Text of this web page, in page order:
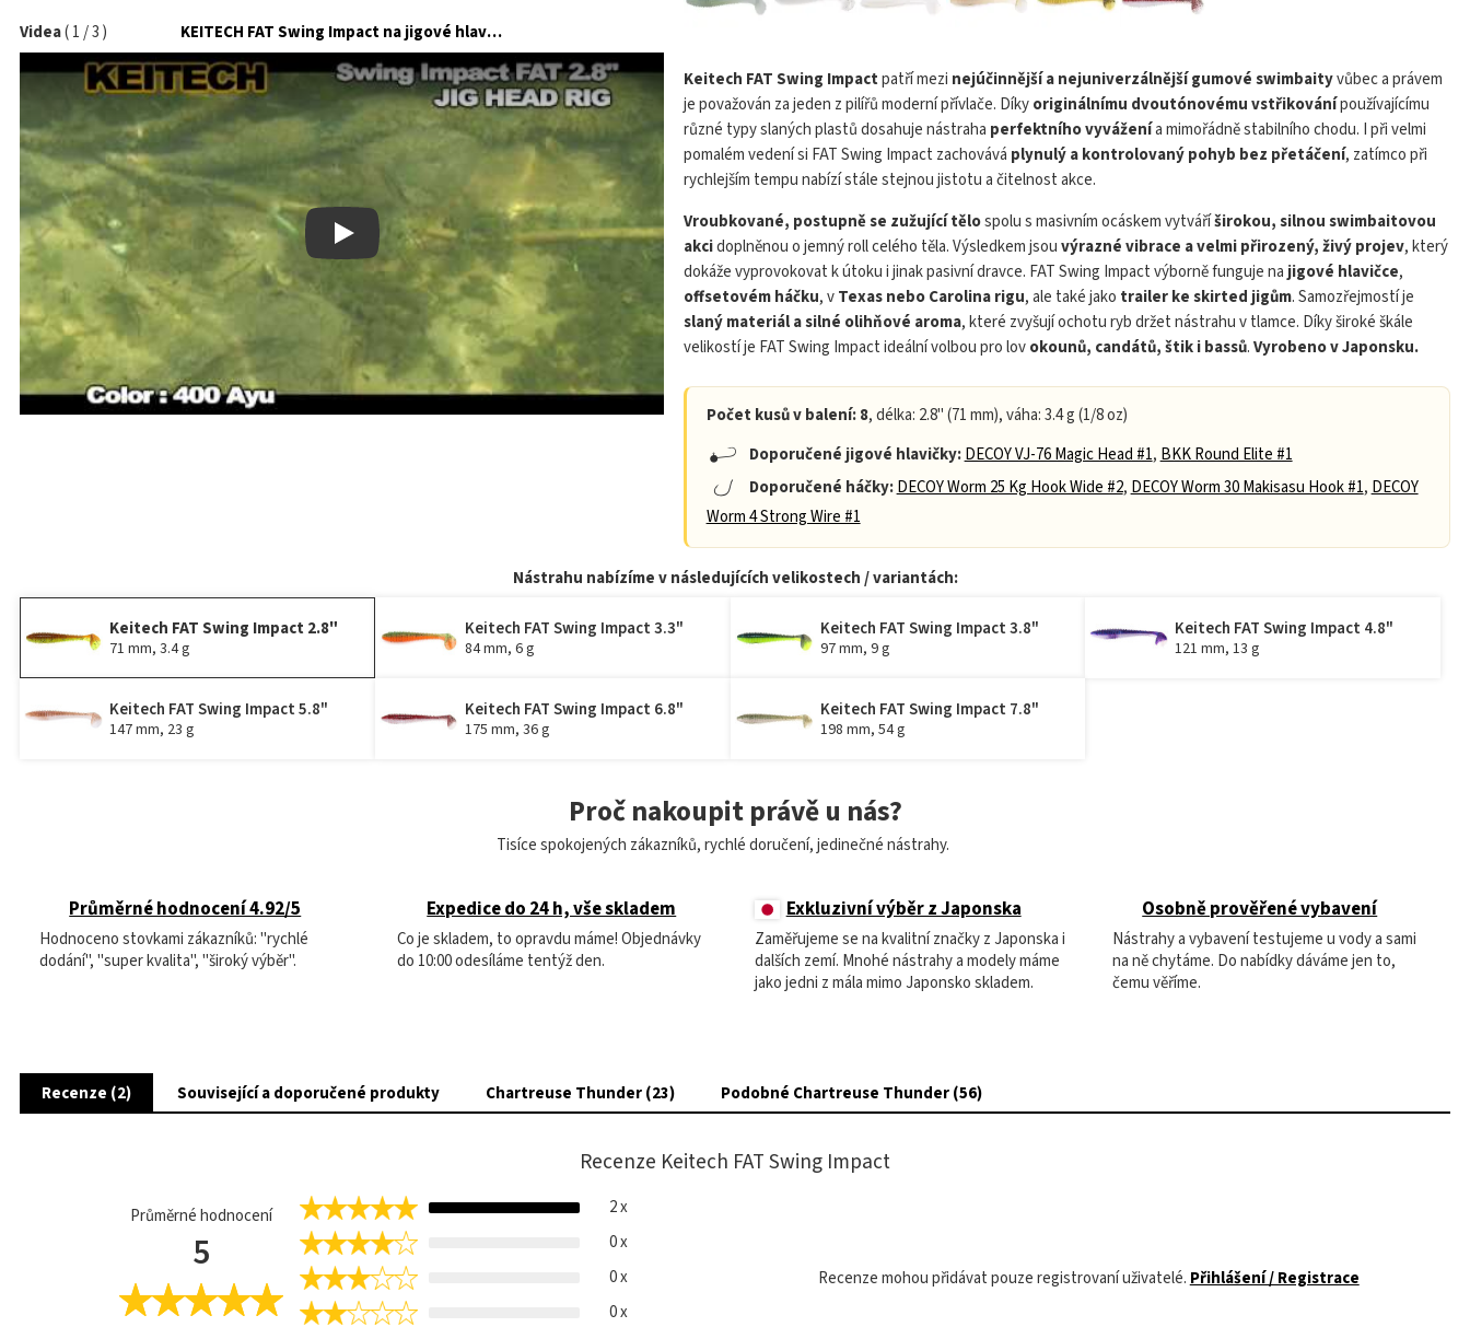
Videa(1/3) KEITECH FAT Swing Impact na jigové hlavičce
Play Play
Keitech FAT Swing Impactpatří mezi nejúčinnější a nejuniverzálnější gumové swimbaityvůbec a právem
je považován za jeden z pilířů moderní přívlače. Díkyoriginálnímu dvoutónovému vstřikovánípoužívajícímu
různé typy slaných plastů dosahuje nástraha perfektního vyváženía mimořádně stabilního chodu. I při velmi
pomalém vedení si FAT Swing Impact zachovává plynulý a kontrolovaný pohyb bez přetáčení, zatímco při
rychlejším tempu nabízí stále stejnou jistotu a čitelnost akce.
Vroubkované, postupně se zužující tělospolu s masivním ocáskem vytváříširokou, silnou swimbaitovou
akcidoplněnou o jemný roll celého těla. Výsledkem jsouvýrazné vibrace a velmi přirozený, živý projev, který
dokáže vyprovokovat k útoku i jinak pasivní dravce. FAT Swing Impact výborně funguje na jigové hlavičce,
offsetovém háčku, vTexas nebo Carolina rigu, ale také jako trailer ke skirted jigům. Samozřejmostí je
slaný materiál a silné olihňové aroma, které zvyšují ochotu ryb držet nástrahu v tlamce. Díky široké škále
velikostí je FAT Swing Impact ideální volbou pro lovokounů, candátů, štik i bassů.Vyrobeno v Japonsku.
Počet kusů v balení: 8, délka: 2.8" (71 mm), váha: 3.4 g (1/8 oz)
Doporučené jigové hlavičky: DECOY VJ-76 Magic Head #1, BKK Round Elite #1
Doporučené háčky: DECOY Worm 25 Kg Hook Wide #2, DECOY Worm 30 Makisasu Hook #1, DECOY
Worm 4 Strong Wire #1
Nástrahu nabízíme v následujících velikostech / variantách:
Keitech FAT Swing Impact 2.8"
71 mm, 3.4 g
Keitech FAT Swing Impact 3.3"
84 mm, 6 g
Keitech FAT Swing Impact 3.8"
97 mm, 9 g
Keitech FAT Swing Impact 4.8"
121 mm, 13 g
Keitech FAT Swing Impact 5.8"
147 mm, 23 g
Keitech FAT Swing Impact 6.8"
175 mm, 36 g
Keitech FAT Swing Impact 7.8"
198 mm, 54 g
Proč nakoupit právě u nás?
Tisíce spokojených zákazníků, rychlé doručení, jedinečné nástrahy.
Průměrné hodnocení 4.92/5
Hodnoceno stovkami zákazníků: "rychlé
dodání", "super kvalita", "široký výběr".
Expedice do 24 h, vše skladem
Co je skladem, to opravdu máme! Objednávky
do 10:00 odesíláme tentýž den.
Exkluzivní výběr z Japonska
Zaměřujeme se na kvalitní značky z Japonska i
dalších zemí. Mnohé nástrahy a modely máme
jako jedni z mála mimo Japonsko skladem.
Osobně prověřené vybavení
Nástrahy a vybavení testujeme u vody a sami
na ně chytáme. Do nabídky dáváme jen to,
čemu věříme.
Recenze (2) Související a doporučené produkty Chartreuse Thunder (23) Podobné Chartreuse Thunder (56)
Recenze Keitech FAT Swing Impact
Průměrné hodnocení
5
2 x
0 x
0 x
0 x
Recenze mohou přidávat pouze registrovaní uživatelé. Přihlášení / Registrace